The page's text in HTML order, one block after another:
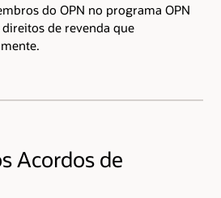
do OPN no programa OPN
de revenda que
Acordos de